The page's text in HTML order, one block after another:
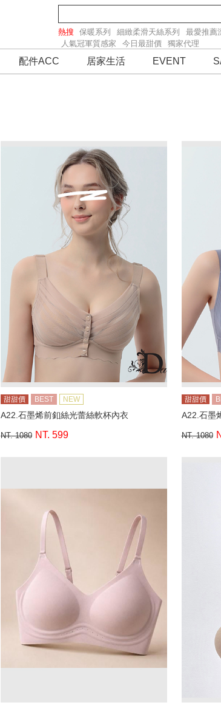
配件ACC 居家生活 EVENT
熱搜 保暖系列 細緻柔滑天絲系列
最愛推薦
人氣冠軍質感家
今日最甜價 獨家代理
甜甜價 BEST NEW
A22.石墨烯前釦絲光蕾絲軟杯內衣
NT. 1080 NT. 599
甜甜價
A22.石墨
NT. 1080